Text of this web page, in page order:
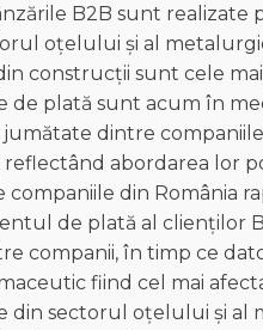
B2B sunt
oțelului și al
construcții sunt cele
de plată sunt acum în
jumătate dintre
reflectând abordarea lor
companiile din România
de plată al clienților
companii, în timp ce
fiind cel mai
din sectorul oțelului și